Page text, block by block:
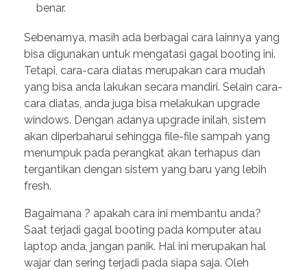
benar.
Sebenarnya, masih ada berbagai cara lainnya yang
bisa digunakan untuk mengatasi gagal booting ini.
Tetapi, cara-cara diatas merupakan cara mudah
yang bisa anda lakukan secara mandiri. Selain cara-
cara diatas, anda juga bisa melakukan upgrade
windows. Dengan adanya upgrade inilah, sistem
akan diperbaharui sehingga file-file sampah yang
menumpuk pada perangkat akan terhapus dan
tergantikan dengan sistem yang baru yang lebih
fresh.
Bagaimana ? apakah cara ini membantu anda?
Saat terjadi gagal booting pada komputer atau
laptop anda, jangan panik. Hal ini merupakan hal
wajar dan sering terjadi pada siapa saja. Oleh